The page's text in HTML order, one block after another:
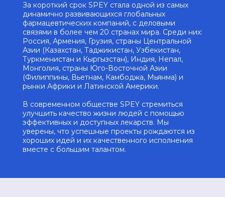
За короткий срок SPEY стала одной из самых
динамично развивающихся глобальных
фармацевтических компаний, с деловыми
связями в более чем 20 странах мира. Среди них:
Россия, Армения, Грузия, страны Центральной
Азии (Казахстан, Таджикистан, Узбекистан,
Туркменистан и Кыргызстан), Индия, Непал,
Монголия, страны Юго-Восточной Азии
(Филиппины, Вьетнам, Камбоджа, Мьянма) и
рынки Африки и Латинской Америки.
В современном обществе SPEY стремиться
улучшить качество жизни людей с помощью
эффективных и доступных лекарств. Мы
уверены, что успешные проекты рождаются из
хороших идей и их качественного исполнения
вместе с большим талантом.